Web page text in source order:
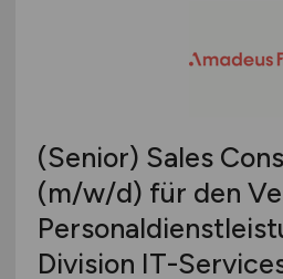
(Senior) Sales
(m/w/d) für den
Division IT-